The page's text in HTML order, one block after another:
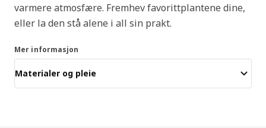
varmere atmosfære. Fremhev favorittplantene dine,
eller la den stå alene i all sin prakt.
Mer informasjon
Materialer og pleie